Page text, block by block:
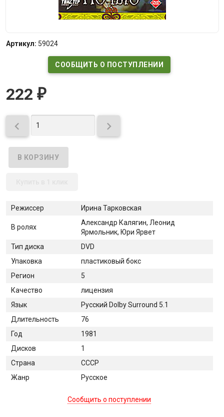
Артикул: 59024
СООБЩИТЬ О ПОСТУПЛЕНИИ
222 ₽
 
Режиссер Ирина Тарковская
В ролях
Александр Калягин, Леонид
Ярмольник, Юри Ярвет
Тип диска
DVD
Упаковка
пластиковый бокс
Регион
5
Качество
лицензия
Язык
Русский Dolby Surround 5.1
Длительность
76
Год
1981
Дисков
1
Страна
СССР
Жанр
Русское
Сообщить о поступлении